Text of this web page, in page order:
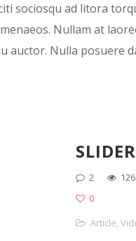
sociosqu ad litora
Nullam at
auctor. Nulla posuere
2
0
Article,